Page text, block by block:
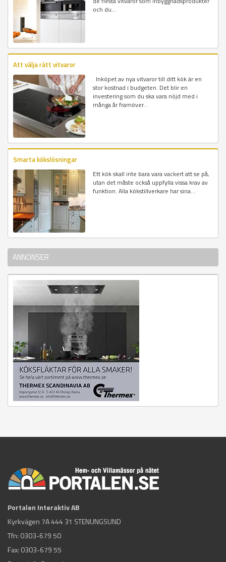
och du...
Att välja rätt vitvaror
Inköpet av nya vitvaror till ditt kök är en
stor kostnad i budgeten. Det blir en
investering som du ska vara nöjd med i
många år framöver...
Smarta kökslösningar
Ett kök skall inte bara vara vackert att se på,
utan det måste också uppfylla vissa krav av
funktion. Alla kökstillverkare har sina...
ANNONSER
Portalen Interaktiv AB
Kyrkvägen 7A 444 31 STENUNGSUND
Tfn: 0303-679 50
Fax: 0303-679 55